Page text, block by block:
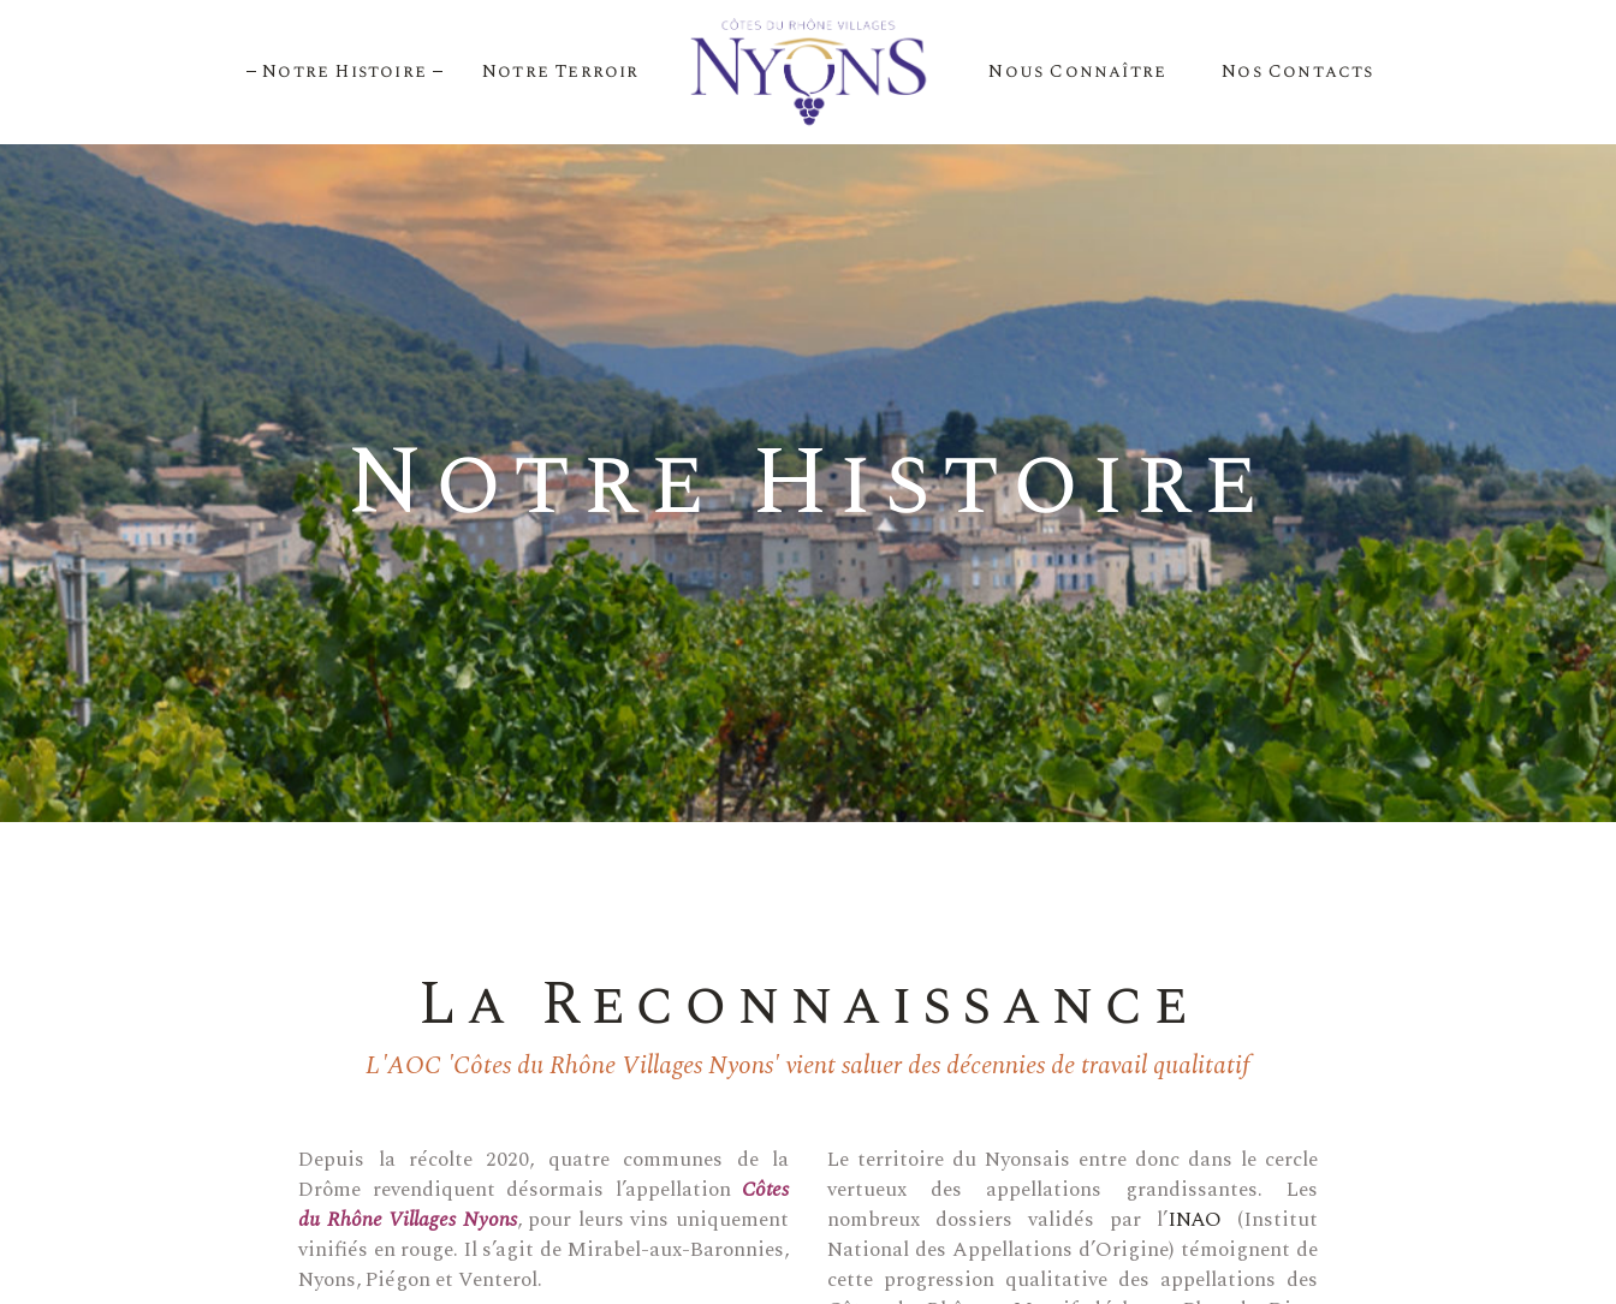
Notre Histoire Notre Terroir
Cépages Et Saveurs
Nous Connaître Nos Contacts
Cépages Et Saveurs
La Presse Parle De Nous
Notre Histoire
La Reconnaissance
L'AOC 'Côtes du Rhône Villages Nyons' vient saluer des décennies de travail qualitatif
Depuis la récolte 2020, quatre communes de la
Drôme revendiquent désormais l’appellation Côtes
du Rhône Villages Nyons, pour leurs vins uniquement
vinifiés en rouge. Il s’agit de Mirabel-aux-Baronnies,
Nyons, Piégon et Venterol.
Le territoire du Nyonsais entre donc dans le cercle
vertueux des appellations grandissantes. Les
nombreux dossiers validés par l’INAO (Institut
National des Appellations d’Origine) témoignent de
cette progression qualitative des appellations des